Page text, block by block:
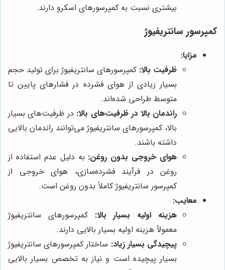
بیشتری نسبت به کمپرسورهای اسکرو دارند.
کمپرسور سانتریفیوژ
مزایا:
ظرفیت بالا: کمپرسورهای سانتریفیوژ برای تولید حجم
بسیار زیادی از هوای فشرده در فشارهای پایین تا
متوسط طراحی شده‌اند.
راندمان بالا در ظرفیت‌های بالا: در ظرفیت‌های بسیار
بالا، کمپرسورهای سانتریفیوژ می‌توانند راندمان بالایی
داشته باشند.
هوای خروجی بدون روغن: به دلیل عدم استفاده از
روغن در فرآیند فشرده‌سازی، هوای خروجی از
کمپرسور سانتریفیوژ کاملاً بدون روغن است.
معایب:
هزینه اولیه بسیار بالا: کمپرسورهای سانتریفیوژ
معمولاً هزینه اولیه بسیار بالایی دارند.
پیچیدگی بسیار زیاد: ساختار کمپرسورهای سانتریفیوژ
بسیار پیچیده است و نیاز به تخصص بسیار بالایی